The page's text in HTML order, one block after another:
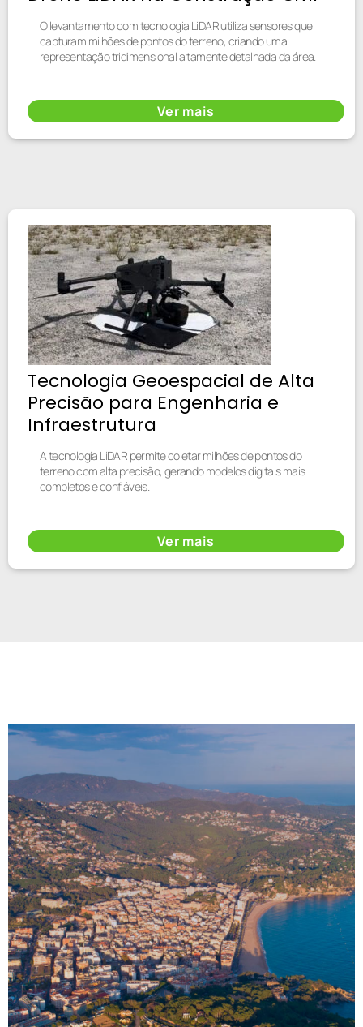
O levantamento com tecnologia LiDAR utiliza sensores que
capturam milhões de pontos do terreno, criando uma
representação tridimensional altamente detalhada da área.
Ver mais
Tecnologia Geoespacial de Alta
Precisão para Engenharia e
Infraestrutura
A tecnologia LiDAR permite coletar milhões de pontos do
terreno com alta precisão, gerando modelos digitais mais
completos e confiáveis.
Ver mais